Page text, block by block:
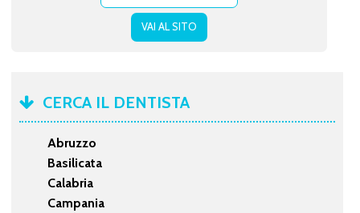
VAI AL SITO
CERCA IL DENTISTA
Abruzzo
Basilicata
Calabria
Campania